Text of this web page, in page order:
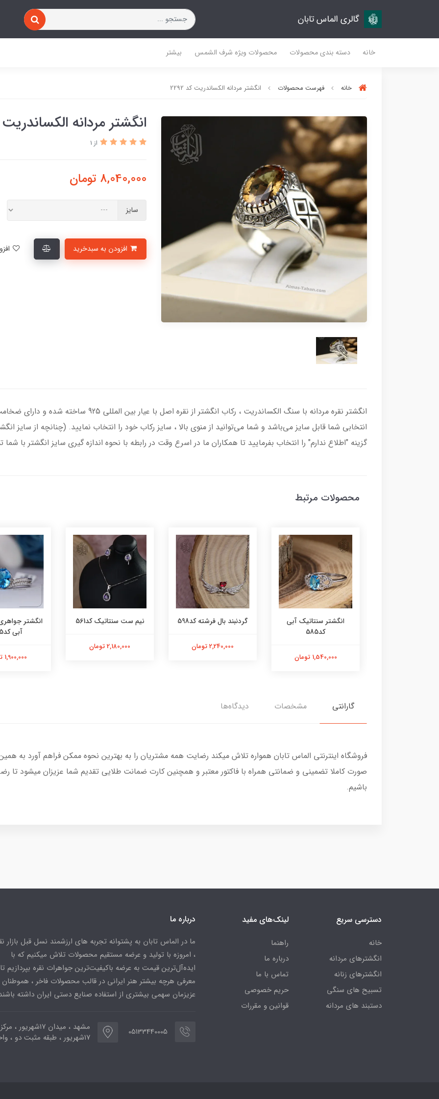
گالری الماس تابان
خانه دسته بندی محصولات محصولات ویژه شرف الشمس بیشتر
خانه فهرست محصولات انگشتر مردانه الکساندریت کد 2292
انگشتر مردانه الکساندریت کد
از 1
8,040,000 تومان
سایز
انگشتر نقره مردانه با سنگ الکساندریت ، رکاب انگشتر
انتخابی شما قابل سایز می‌باشد و شما می‌توانید از منوی بالا ، سایز رکاب خود را انتخاب نمایید. (چنانچه از سایز
گزینه "اطلاع ندارم" را انتخاب بفرمایید تا همکاران ما در اسرع وقت در رابطه با نحوه اندازه گیری سایز انگشتر با
محصولات مرتبط
انگشتر سنتاتیک آبی
کد585
1,540,000 تومان
گردنبند بال فرشته کد598
2,240,000 تومان
نیم ست سنتاتیک کد561
2,180,000 تومان
انگشتر
آبی کد565
1,900,000 تومان
گارانتی مشخصات دیدگاه‌ها
فروشگاه اینترنتی الماس تابان همواره تلاش میکند رضایت همه مشتریان را به بهترین نحوه ممکن فراهم آورد به
صورت کاملا تضمینی و ضمانتی همراه با فاکتور معتبر و همچنین کارت ضمانت طلایی تقدیم شما عزیزان میشود تا
باشیم.
دسترسی سریع
خانه
انگشترهای مردانه
انگشترهای زنانه
تسبیح های سنگی
دستبند های مردانه
لینک‌های مفید
راهنما
درباره ما
تماس با ما
حریم خصوصی
قوانین و مقررات
درباره ما
ما در الماس تابان به پشتوانه تجربه های ارزشمند نسل قبل بازار
، امروزه با تولید و عرضه مستقیم محصولات تلاش میکنیم که با
ایده‌آل‌ترین قیمت به عرضه باکیفیت‌ترین جواهرات نقره بپردازیم تا
معرفی هرچه بیشتر هنر ایرانی در قالب محصولات فاخر ، هموطنان
عزیزمان سهمی بیشتری از استفاده صنایع دستی ایران داشته
05133440005
مشهد ، میدان ۱۷شهریور
۱۷شهریور ، طبقه مثبت دو ، واحد ۷۷۳